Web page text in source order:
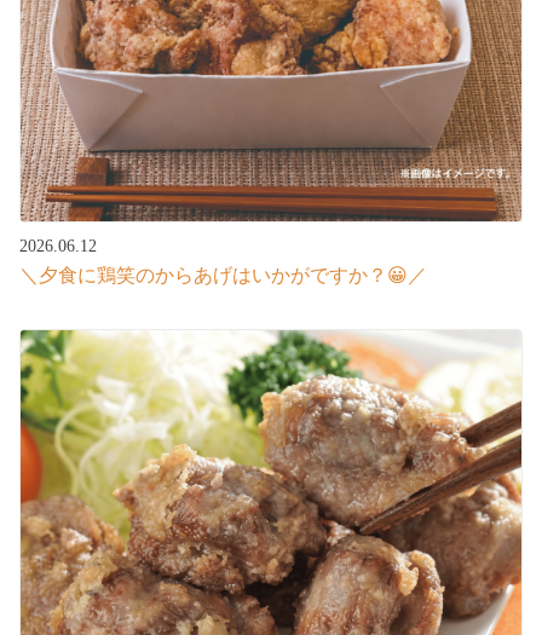
2026.06.12
＼夕食に鶏笑のからあげはいかがですか？😀／